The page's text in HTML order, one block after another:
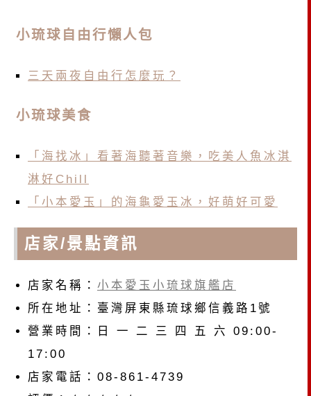
小琉球自由行懶人包
三天兩夜自由行怎麼玩？
小琉球美食
「海找冰」看著海聽著音樂，吃美人魚冰淇
淋好Chill
「小本愛玉」的海龜愛玉冰，好萌好可愛
店家/景點資訊
店家名稱： 小本愛玉小琉球旗艦店
所在地址：臺灣屏東縣琉球鄉信義路1號
營業時間：日 一 二 三 四 五 六 09:00-
17:00
店家電話：08-861-4739